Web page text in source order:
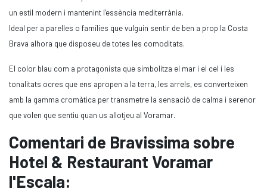
un estil modern i mantenint l’essència mediterrània.
Ideal per a parelles o famílies que vulguin sentir de ben a prop la Costa
Brava alhora que disposeu de totes les comoditats.
El color blau com a protagonista que simbolitza el mar i el cel i les
tonalitats ocres que ens apropen a la terra, les arrels, es converteixen
amb la gamma cromàtica per transmetre la sensació de calma i serenor
que volen que sentiu quan us allotjeu al Voramar.
Comentari de Bravissima sobre
Hotel & Restaurant Voramar
l'Escala: